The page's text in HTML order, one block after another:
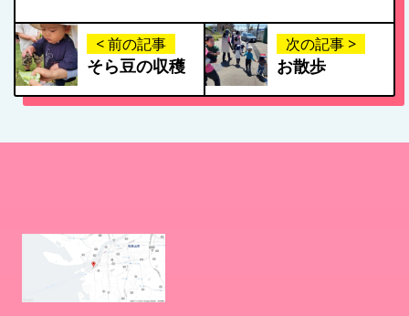
お問い合わせ
病児保育について
< 前の記事
そら豆の収穫
次の記事 >
お散歩